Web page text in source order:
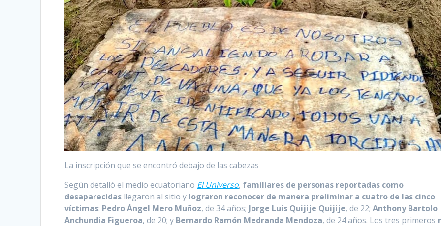
La inscripción que se encontró debajo de las cabezas
Según detalló el medio ecuatoriano El Universo, familiares de personas reportadas como
desaparecidas llegaron al sitio y lograron reconocer de manera preliminar a cuatro de las cinco
víctimas: Pedro Ángel Mero Muñoz, de 34 años; Jorge Luis Quijije Quijije, de 22;Anthony Bartolo
Anchundia Figueroa, de 20; y Bernardo Ramón Medranda Mendoza, de 24 años. Los tres primeros